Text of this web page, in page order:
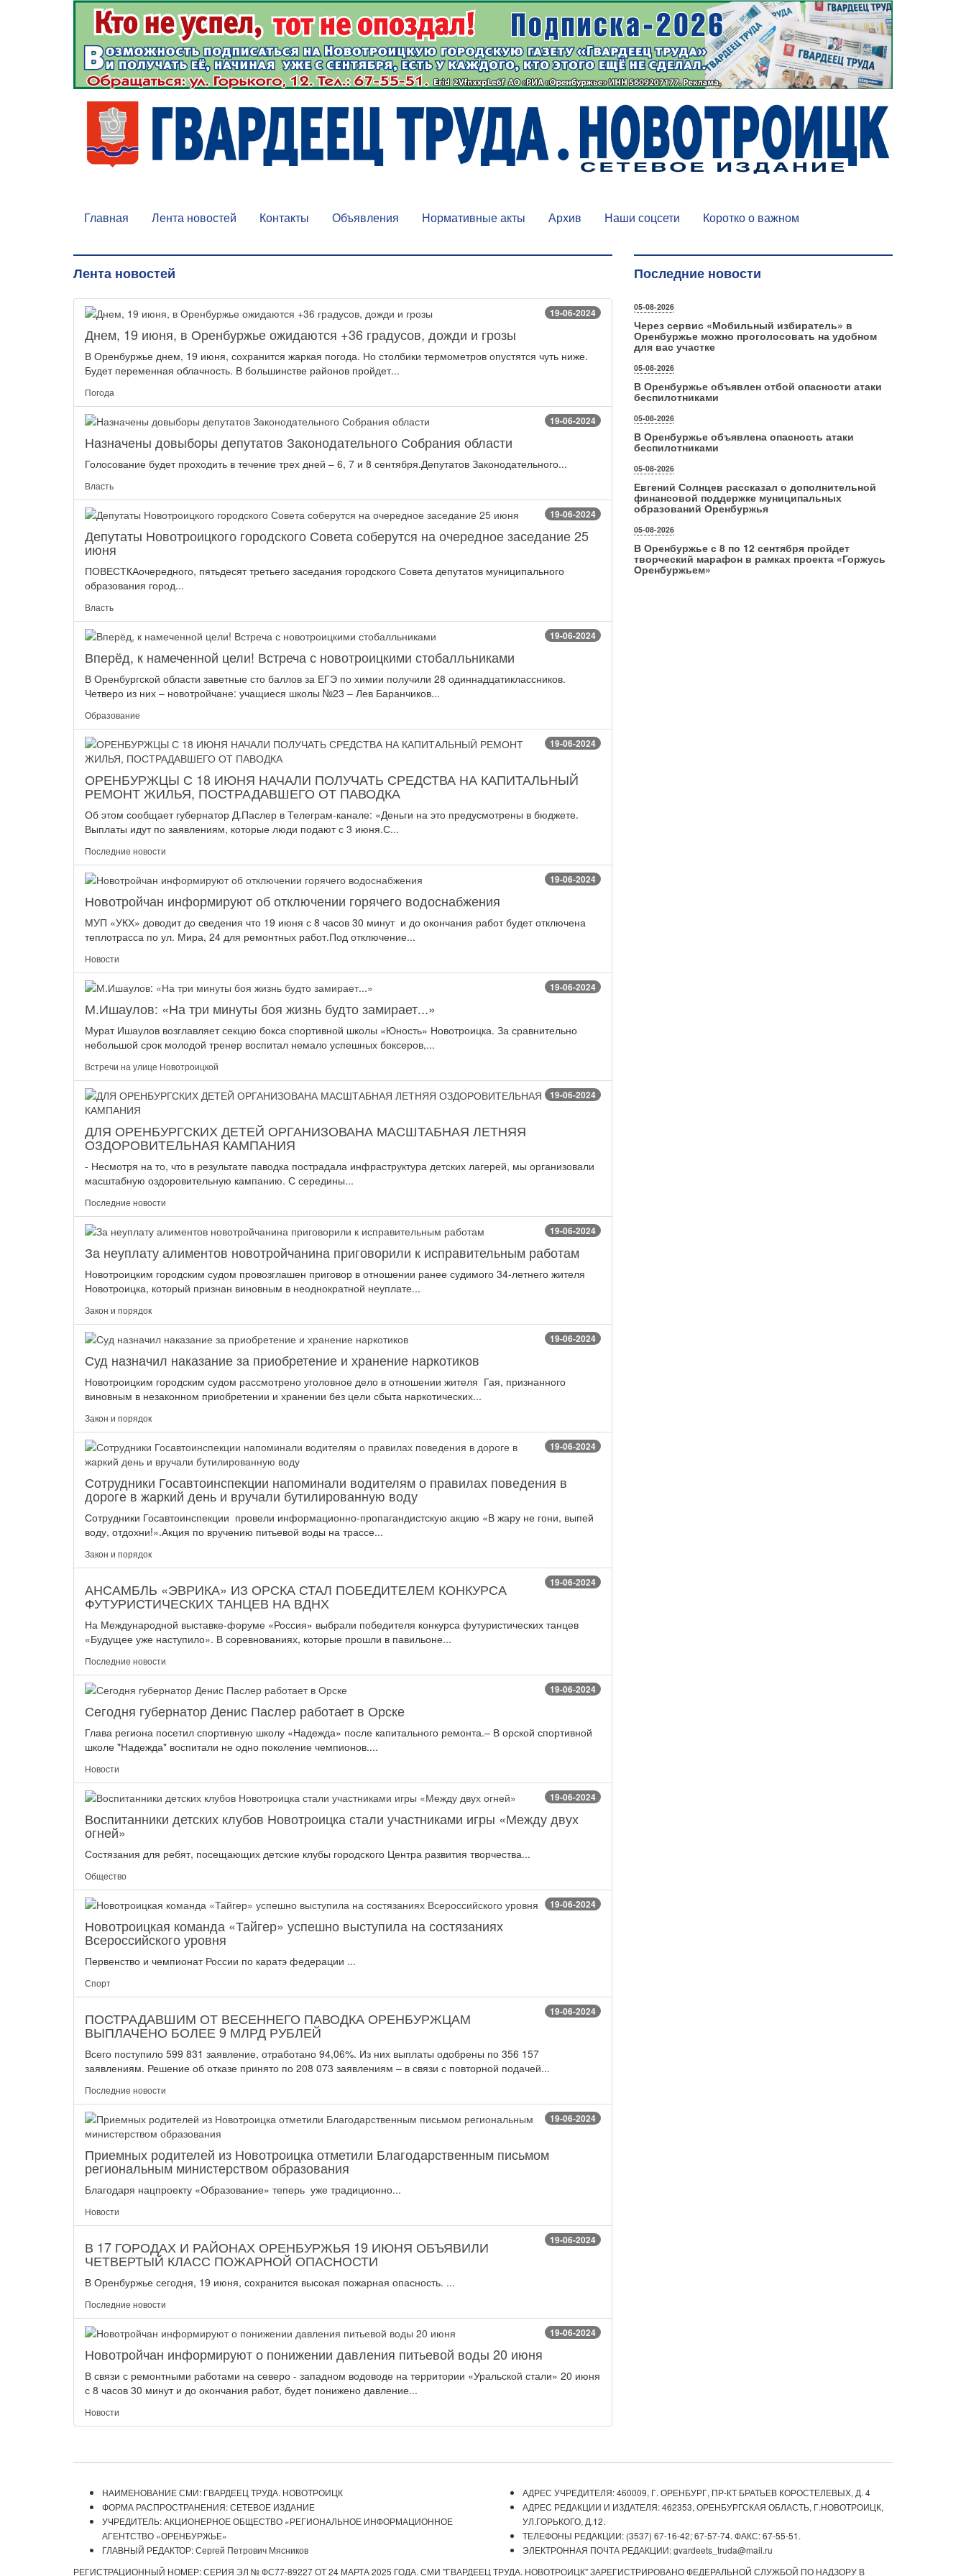
Главная Лента новостей Контакты Объявления Нормативные акты Архив Наши соцсети Коротко о важном
Лента новостей
19-06-2024
Днем, 19 июня, в Оренбуржье ожидаются +36 градусов, дожди и грозы
В Оренбуржье днем, 19 июня, сохранится жаркая погода. Но столбики термометров опустятся чуть ниже.
Будет переменная облачность. В большинстве районов пройдет...
Погода
19-06-2024
Назначены довыборы депутатов Законодательного Собрания области
Голосование будет проходить в течение трех дней – 6, 7 и 8 сентября.Депутатов Законодательного...
Власть
19-06-2024
Депутаты Новотроицкого городского Совета соберутся на очередное заседание 25
июня
ПОВЕСТКАочередного, пятьдесят третьего заседания городского Совета депутатов муниципального
образования город...
Власть
19-06-2024
Вперёд, к намеченной цели! Встреча с новотроицкими стобалльниками
В Оренбургской области заветные сто баллов за ЕГЭ по химии получили 28 одиннадцатиклассников.
Четверо из них – новотройчане: учащиеся школы №23 – Лев Баранчиков...
Образование
19-06-2024
ОРЕНБУРЖЦЫ С 18 ИЮНЯ НАЧАЛИ ПОЛУЧАТЬ СРЕДСТВА НА КАПИТАЛЬНЫЙ
РЕМОНТ ЖИЛЬЯ, ПОСТРАДАВШЕГО ОТ ПАВОДКА
Об этом сообщает губернатор Д.Паслер в Телеграм-канале: «Деньги на это предусмотрены в бюджете.
Выплаты идут по заявлениям, которые люди подают с 3 июня.С...
Последние новости
19-06-2024
Новотройчан информируют об отключении горячего водоснабжения
МУП «УКХ» доводит до сведения что 19 июня с 8 часов 30 минут и до окончания работ будет отключена
теплотрасса по ул. Мира, 24 для ремонтных работ.Под отключение...
Новости
19-06-2024
М.Ишаулов: «На три минуты боя жизнь будто замирает...»
Мурат Ишаулов возглавляет секцию бокса спортивной школы «Юность» Новотроицка. За сравнительно
небольшой срок молодой тренер воспитал немало успешных боксеров,...
Встречи на улице Новотроицкой
19-06-2024
ДЛЯ ОРЕНБУРГСКИХ ДЕТЕЙ ОРГАНИЗОВАНА МАСШТАБНАЯ ЛЕТНЯЯ
ОЗДОРОВИТЕЛЬНАЯ КАМПАНИЯ
- Несмотря на то, что в результате паводка пострадала инфраструктура детских лагерей, мы организовали
масштабную оздоровительную кампанию. С середины...
Последние новости
19-06-2024
За неуплату алиментов новотройчанина приговорили к исправительным работам
Новотроицким городским судом провозглашен приговор в отношении ранее судимого 34-летнего жителя
Новотроицка, который признан виновным в неоднократной неуплате...
Закон и порядок
19-06-2024
Суд назначил наказание за приобретение и хранение наркотиков
Новотроицким городским судом рассмотрено уголовное дело в отношении жителя Гая, признанного
виновным в незаконном приобретении и хранении без цели сбыта наркотических...
Закон и порядок
19-06-2024
Сотрудники Госавтоинспекции напоминали водителям о правилах поведения в
дороге в жаркий день и вручали бутилированную воду
Сотрудники Госавтоинспекции провели информационно-пропагандистскую акцию «В жару не гони, выпей
воду, отдохни!».Акция по вручению питьевой воды на трассе...
Закон и порядок
19-06-2024
АНСАМБЛЬ «ЭВРИКА» ИЗ ОРСКА СТАЛ ПОБЕДИТЕЛЕМ КОНКУРСА
ФУТУРИСТИЧЕСКИХ ТАНЦЕВ НА ВДНХ
На Международной выставке-форуме «Россия» выбрали победителя конкурса футуристических танцев
«Будущее уже наступило». В соревнованиях, которые прошли в павильоне...
Последние новости
19-06-2024
Сегодня губернатор Денис Паслер работает в Орске
Глава региона посетил спортивную школу «Надежда» после капитального ремонта.– В орской спортивной
школе "Надежда" воспитали не одно поколение чемпионов....
Новости
19-06-2024
Воспитанники детских клубов Новотроицка стали участниками игры «Между двух
огней»
Состязания для ребят, посещающих детские клубы городского Центра развития творчества...
Общество
19-06-2024
Новотроицкая команда «Тайгер» успешно выступила на состязаниях
Всероссийского уровня
Первенство и чемпионат России по каратэ федерации ...
Спорт
19-06-2024
ПОСТРАДАВШИМ ОТ ВЕСЕННЕГО ПАВОДКА ОРЕНБУРЖЦАМ
ВЫПЛАЧЕНО БОЛЕЕ 9 МЛРД РУБЛЕЙ
Всего поступило 599 831 заявление, отработано 94,06%. Из них выплаты одобрены по 356 157
заявлениям. Решение об отказе принято по 208 073 заявлениям – в связи с повторной подачей...
Последние новости
19-06-2024
Приемных родителей из Новотроицка отметили Благодарственным письмом
региональным министерством образования
Благодаря нацпроекту «Образование» теперь уже традиционно...
Новости
19-06-2024
В 17 ГОРОДАХ И РАЙОНАХ ОРЕНБУРЖЬЯ 19 ИЮНЯ ОБЪЯВИЛИ
ЧЕТВЕРТЫЙ КЛАСС ПОЖАРНОЙ ОПАСНОСТИ
В Оренбуржье сегодня, 19 июня, сохранится высокая пожарная опасность. ...
Последние новости
19-06-2024
Новотройчан информируют о понижении давления питьевой воды 20 июня
В связи с ремонтными работами на северо - западном водоводе на территории «Уральской стали» 20 июня
с 8 часов 30 минут и до окончания работ, будет понижено давление...
Новости
Последние новости
05-08-2026
Через сервис «Мобильный избиратель» в
Оренбуржье можно проголосовать на удобном
для вас участке
05-08-2026
В Оренбуржье объявлен отбой опасности атаки
беспилотниками
05-08-2026
В Оренбуржье объявлена опасность атаки
беспилотниками
05-08-2026
Евгений Солнцев рассказал о дополнительной
финансовой поддержке муниципальных
образований Оренбуржья
05-08-2026
В Оренбуржье с 8 по 12 сентября пройдет
творческий марафон в рамках проекта «Горжусь
Оренбуржьем»
НАИМЕНОВАНИЕ СМИ: ГВАРДЕЕЦ ТРУДА. НОВОТРОИЦК
ФОРМА РАСПРОСТРАНЕНИЯ: СЕТЕВОЕ ИЗДАНИЕ
УЧРЕДИТЕЛЬ: АКЦИОНЕРНОЕ ОБЩЕСТВО «РЕГИОНАЛЬНОЕ ИНФОРМАЦИОННОЕ
АГЕНТСТВО «ОРЕНБУРЖЬЕ»
ГЛАВНЫЙ РЕДАКТОР: Сергей Петрович Мясников
АДРЕС УЧРЕДИТЕЛЯ: 460009, Г. ОРЕНБУРГ, ПР-КТ БРАТЬЕВ КОРОСТЕЛЕВЫХ, Д. 4
АДРЕС РЕДАКЦИИ И ИЗДАТЕЛЯ: 462353, ОРЕНБУРГСКАЯ ОБЛАСТЬ, Г.НОВОТРОИЦК,
УЛ.ГОРЬКОГО, Д.12.
ТЕЛЕФОНЫ РЕДАКЦИИ: (3537) 67-16-42; 67-57-74. ФАКС: 67-55-51.
ЭЛЕКТРОННАЯ ПОЧТА РЕДАКЦИИ: gvardeets_truda@mail.ru
РЕГИСТРАЦИОННЫЙ НОМЕР: СЕРИЯ ЭЛ № ФС77-89227 ОТ 24 МАРТА 2025 ГОДА. СМИ "ГВАРДЕЕЦ ТРУДА. НОВОТРОИЦК" ЗАРЕГИСТРИРОВАНО ФЕДЕРАЛЬНОЙ СЛУЖБОЙ ПО НАДЗОРУ В